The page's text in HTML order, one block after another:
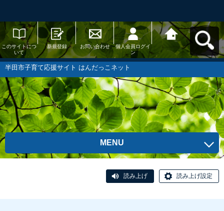
このサイトにつ
いて
新規登録 お問い合わせ
個人会員ログイ
ン
半田市子育て応
援サイト はんだ
っこネットへ戻
半田市子育て応援サイト はんだっこネット
MENU
読み上げ 読み上げ設定